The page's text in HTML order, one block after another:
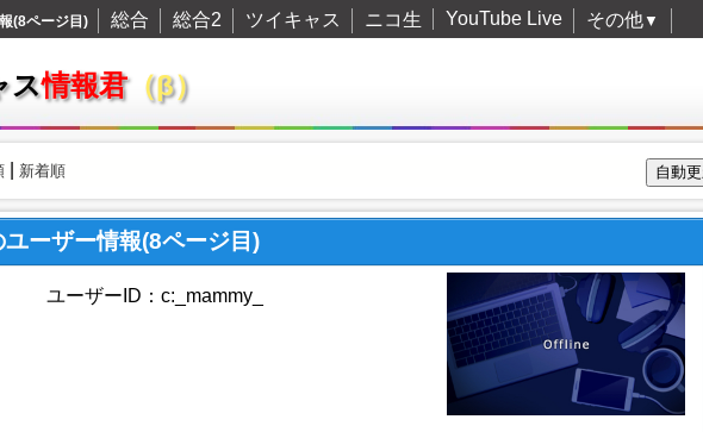
(8ページ目) 総合 総合2 ツイキャス ニコ生 YouTube Live その他▼
ス情報君（β）
| 新着順
ーザー情報(8ページ目)
ユーザーID：c:_mammy_